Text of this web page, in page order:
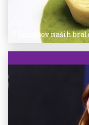
7 receptov naših